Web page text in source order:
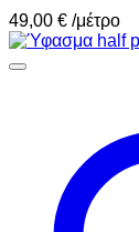
49,00 € /μέτρο